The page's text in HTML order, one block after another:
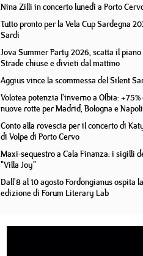
Nina Zilli in concerto lunedì a Porto
Tutto pronto per la Vela Cup Sardegna
Sardi
Jova Summer Party 2026, scatta il
Strade chiuse e divieti dal mattino
Aggius vince la scommessa del Silent
Volotea potenzia l'inverno a Olbia:
nuove rotte per Madrid, Bologna e Napoli
Conto alla rovescia per il concerto di
di Volpe di Porto Cervo
Maxi-sequestro a Cala Finanza: i sigilli
"Villa Joy"
Dall'8 al 10 agosto Fordongianus ospita
edizione di Forum Literary Lab